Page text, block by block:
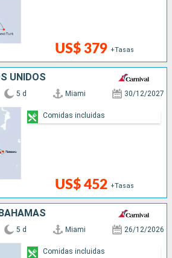
US$ 379 +Tasas
UNIDOS
5 d Miami 30/12/2027
US$ 452 +Tasas
Comidas incluidas
5 d Miami 26/12/2026
Comidas incluidas